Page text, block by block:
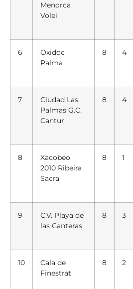
Menorca
Volei
6
Oxidoc
Palma
8 4
7
Ciudad Las
Palmas G.C.
Cantur
8 4
8
Xacobeo
2010 Ribeira
Sacra
8 1
9
C.V. Playa de
las Canteras
8 3
10
Cala de
Finestrat
8 2